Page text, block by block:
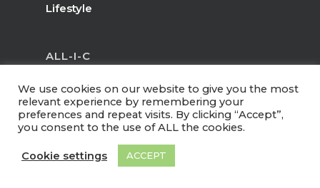
Lifestyle
ALL-I-C
A propos
Contact
Newsletter
We use cookies on our website to give you the most
relevant experience by remembering your
preferences and repeat visits. By clicking “Accept”,
you consent to the use of ALL the cookies.
Cookie settings ACCEPT